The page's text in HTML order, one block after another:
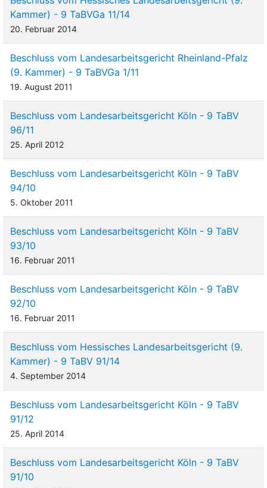
Kammer) - 9 TaBVGa 11/14
20. Februar 2014
Beschluss vom Landesarbeitsgericht Rheinland-Pfalz
(9. Kammer) - 9 TaBVGa 1/11
19. August 2011
Beschluss vom Landesarbeitsgericht Köln - 9 TaBV
96/11
25. April 2012
Beschluss vom Landesarbeitsgericht Köln - 9 TaBV
94/10
5. Oktober 2011
Beschluss vom Landesarbeitsgericht Köln - 9 TaBV
93/10
16. Februar 2011
Beschluss vom Landesarbeitsgericht Köln - 9 TaBV
92/10
16. Februar 2011
Beschluss vom Hessisches Landesarbeitsgericht (9.
Kammer) - 9 TaBV 91/14
4. September 2014
Beschluss vom Landesarbeitsgericht Köln - 9 TaBV
91/12
25. April 2014
Beschluss vom Landesarbeitsgericht Köln - 9 TaBV
91/10